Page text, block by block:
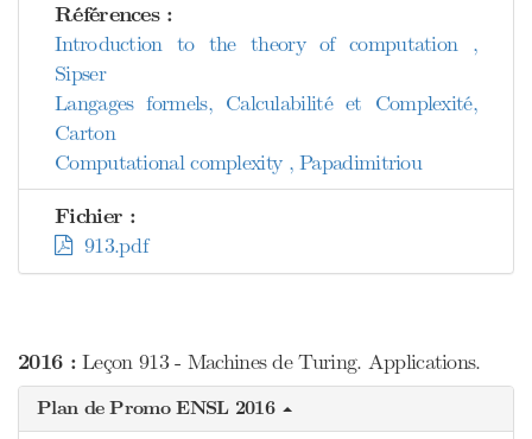
Références :
Introduction to the theory of computation ,
Sipser
Langages formels, Calculabilité et Complexité,
Carton
Computational complexity , Papadimitriou
Fichier :
913.pdf
2016 :Leçon 913 - Machines de Turing. Applications.
Plan de Promo ENSL 2016